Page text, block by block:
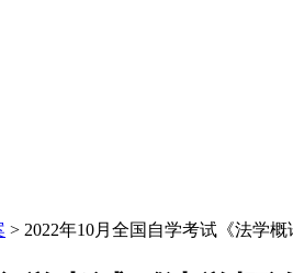
> 2022年10月全国自学考试《法学